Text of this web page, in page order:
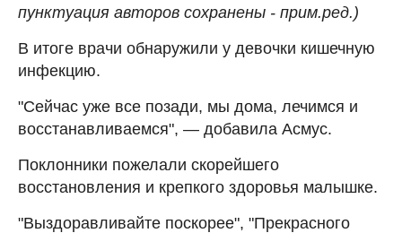
пунктуация авторов сохранены - прим.ред.)
В итоге врачи обнаружили у девочки кишечную
инфекцию.
"Сейчас уже все позади, мы дома, лечимся и
восстанавливаемся", — добавила Асмус.
Поклонники пожелали скорейшего
восстановления и крепкого здоровья малышке.
"Выздоравливайте поскорее", "Прекрасного